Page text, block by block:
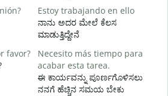
Estoy trabajando en ello
ನಾನು ಅದರ ಮೇಲೆ ಕೆಲಸ
ಮಾಡುತ್ತಿದ್ದೇನೆ
favor?
Necesito más tiempo para
acabar esta tarea.
ಈ ಕಾರ್ಯವನ್ನು ಪೂರ್ಣಗೊಳಿಸಲು
ನನಗೆ ಹೆಚ್ಚಿನ ಸಮಯ ಬೇಕು